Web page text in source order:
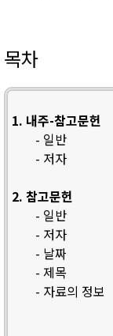
목차
1. 내주-참고문헌
- 일반
- 저자
2. 참고문헌
- 일반
- 저자
- 날짜
- 제목
- 자료의 정보